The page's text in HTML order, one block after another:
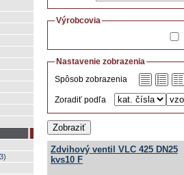
Výrobcovia
Nastavenie zobrazenia
Spôsob zobrazenia
Zoradiť podľa
Zobraziť
Zdvihový ventil VLC 425 DN25
kvs10 F